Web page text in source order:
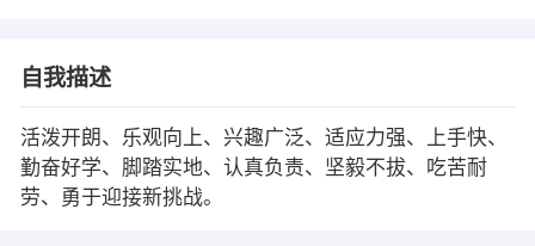
自我描述
活泼开朗、乐观向上、兴趣广泛、适应力强、上手快、
勤奋好学、脚踏实地、认真负责、坚毅不拔、吃苦耐
劳、勇于迎接新挑战。